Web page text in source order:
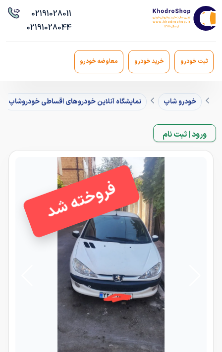
02191028011
02191028044
ثبت خودرو خرید خودرو معاوضه خودرو
خودرو شاپ نمایشگاه آنلاین خودروهای اقساطی خودروشاپ
ورود | ثبت نام
فروخته شد